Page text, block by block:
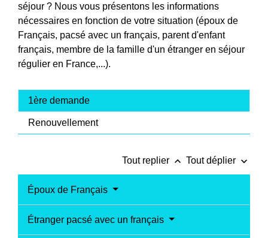
séjour ? Nous vous présentons les informations
nécessaires en fonction de votre situation (époux de
Français, pacsé avec un français, parent d'enfant
français, membre de la famille d'un étranger en séjour
régulier en France,...).
1ère demande
Renouvellement
Tout replier keyboard_arrow_up Tout déplier keyboard_arrow_down
Époux de Français
Étranger pacsé avec un français